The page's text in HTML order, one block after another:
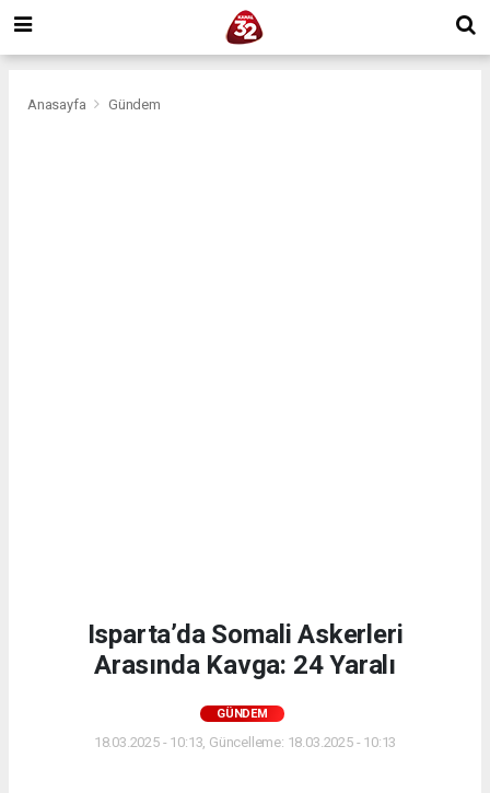
Anasayfa Gündem
Isparta’da Somali Askerleri
Arasında Kavga: 24 Yaralı
GÜNDEM
18.03.2025 - 10:13, Güncelleme: 18.03.2025 - 10:13